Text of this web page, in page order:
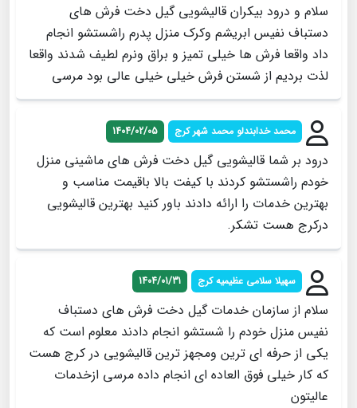
سلام و درود بیکران قالیشویی گیل دخت فرش های
دستباف نفیس ابریشم وکرک منزل پدرم راشستشو انجام
داد واقعا فرش ها خیلی تمیز و براق ونرم لطیف شدند واقعا
لذت بردیم از شستن فرش خیلی خیلی عالی بود مرسی
محمد خدابندلو محمد شهر کرج 1404/02/05
درود بر شما قالیشویی گیل دخت فرش های ماشینی منزل
خودم راشستشو کردند با کیفت بالا باقیمت مناسب و
بهترین خدمات را ارائه دادند باور کنید بهترین قالیشویی
درکرج هست تشکر.
سهیلا سلامی عظیمیه کرج 1404/01/31
سلام از سازمان خدمات گیل دخت فرش های دستباف
نفیس منزل خودم را شستشو انجام دادند معلوم است که
یکی از حرفه ای ترین ومجهز ترین قالیشویی در کرج هست
که کار خیلی فوق العاده ای انجام داده مرسی ازخدمات
عالیتون